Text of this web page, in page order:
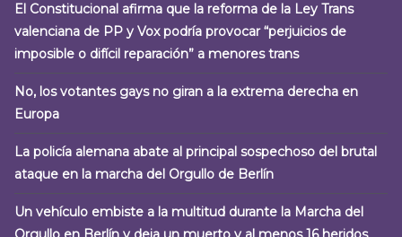
El Constitucional afirma que la reforma de la Ley Trans
valenciana de PP y Vox podría provocar “perjuicios de
imposible o difícil reparación” a menores trans
No, los votantes gays no giran a la extrema derecha en
Europa
La policía alemana abate al principal sospechoso del brutal
ataque en la marcha del Orgullo de Berlín
Un vehículo embiste a la multitud durante la Marcha del